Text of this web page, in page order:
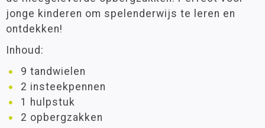
jonge kinderen om spelenderwijs te leren en
ontdekken!
Inhoud:
9 tandwielen
2 insteekpennen
1 hulpstuk
2 opbergzakken